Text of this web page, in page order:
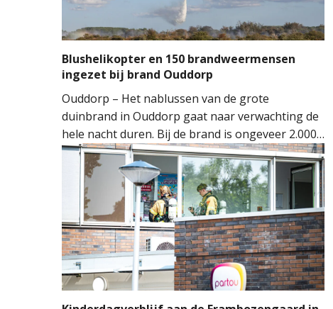
Blushelikopter en 150 brandweermensen
ingezet bij brand Ouddorp
Ouddorp – Het nablussen van de grote
duinbrand in Ouddorp gaat naar verwachting de
hele nacht duren. Bij de brand is ongeveer 2.000
vierkante meter natuur verloren gegaan. De
brand ontstond rond 14.00 uur, waarna de
brandweer groots opschaalde. Tientallen
brandweervoertuigen en ongeveer 150
brandweermensen werden ingezet om het vuur
onder controle te krijgen.